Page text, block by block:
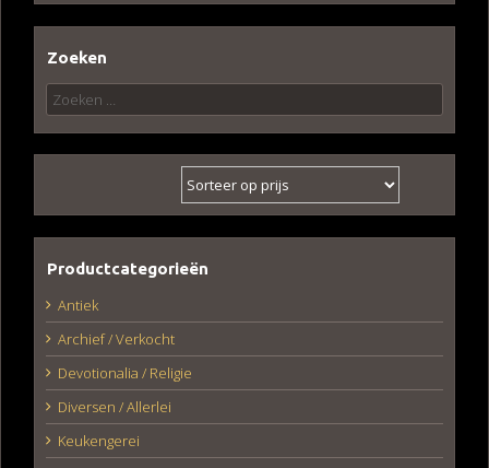
Zoeken
Zoeken
naar:
Productcategorieën
Antiek
Archief / Verkocht
Devotionalia / Religie
Diversen / Allerlei
Keukengerei